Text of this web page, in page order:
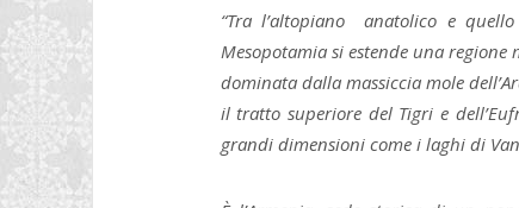
“Tra l’altopiano anatolico e
Mesopotamia si estende una
dominata dalla massiccia mole
il tratto superiore del Tigri e
grandi dimensioni come i laghi di